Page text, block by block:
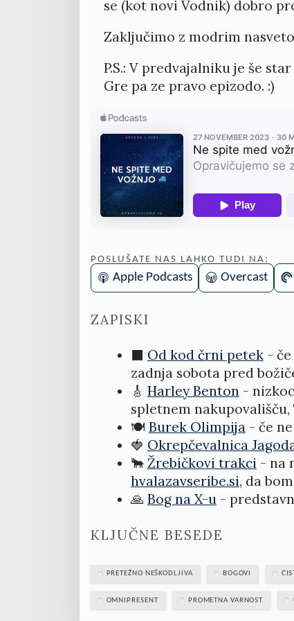
se (kot novi Vodnik) dobro
Zaključimo z modrim
P.S.: V predvajalniku je še
Gre pa ze pravo epizodo. :)
POSLUŠATE NAS LAHKO TUDI NA:
Apple Podcasts Overcast
ZAPISKI
⬛️ Od kod črni petek- če
zadnja sobota pred
🎸 Harley Benton-
spletnem
🍽️ Burek Olimpija- če
🍓 Okrepčevalnica
🐂Žrebičkovi trakci- na
hvalazavseribe.si, da
🙏 Bog na X-u-
KLJUČNE BESEDE
PRETEŽNO NEŠKODLJIVA BOGOVI
OMNIPRESENT PROMETNA VARNOST